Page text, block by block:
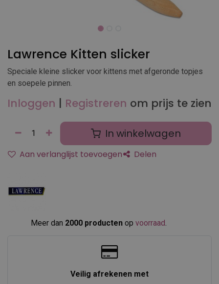
Lawrence Kitten slicker
Speciale kleine slicker voor kittens met afgeronde topjes
en soepele pinnen.
Inloggen | Registreren om prijs te zien
In winkelwagen
Aan verlanglijst toevoegen Delen
Meer dan 2000 producten op voorraad
Veilig afrekenen met